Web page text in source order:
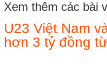
Xem thêm các bài
U23 Việt Nam
hơn 3 tỷ đồng